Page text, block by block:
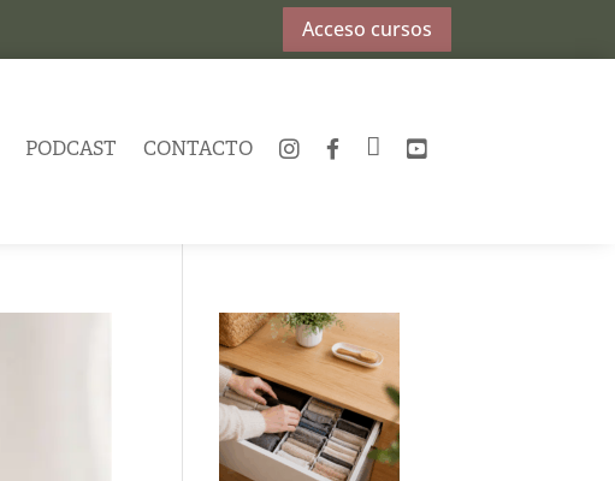
Acceso cursos
PODCAST CONTACTO INSTAGRAM
FACEBOOK
TWITTERYOUTUBE